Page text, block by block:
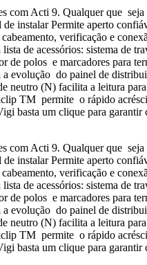
Acti 9. Qualquer que seja
de instalar Permite aperto
verificação e
de acessórios: sistema de
de polos e marcadores para
evolução do painel de
neutro (N) facilita a leitura
TM permite o rápido
basta um clique para garantir
Acti 9. Qualquer que seja
de instalar Permite aperto
verificação e
de acessórios: sistema de
de polos e marcadores para
evolução do painel de
neutro (N) facilita a leitura
TM permite o rápido
basta um clique para garantir